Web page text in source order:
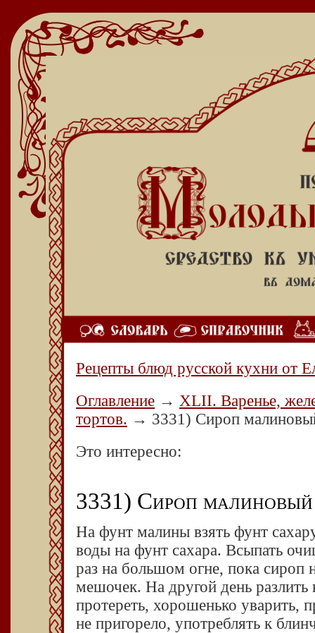
Рецепты блюд русской кухни от
Оглавление → XLII. Варенье,
тортов. → 3331) Сироп
Это интересно:
3331) Сироп малиновый
На фунт малины взять фунт
воды на фунт сахара. Всыпать
раз на большом огне, пока сироп
мешочек. На другой день
протереть, хорошенько уварить,
не пригорело, употреблять к